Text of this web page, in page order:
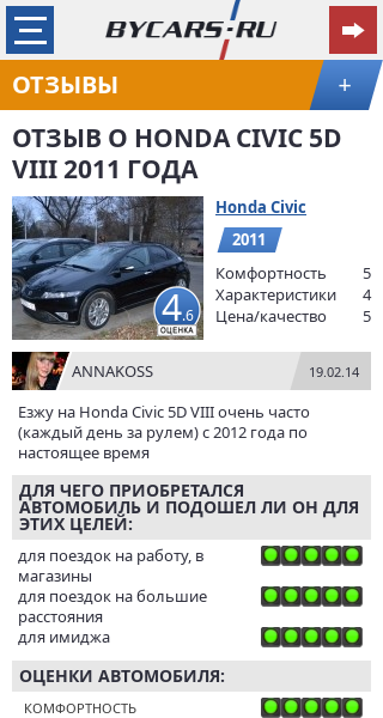
ОТЗЫВЫ +
ОТЗЫВ О HONDA CIVIC 5D
VIII 2011 ГОДА
4.6
Honda Civic
2011
Комфортность
5
Характеристики
4
Цена/качество
5
ANNAKOSS 19.02.14
Езжу на Honda Civic 5D VIII очень часто
(каждый день за рулем) с 2012 года по
настоящее время
ДЛЯ ЧЕГО ПРИОБРЕТАЛСЯ
АВТОМОБИЛЬ И ПОДОШЕЛ ЛИ ОН ДЛЯ
ЭТИХ ЦЕЛЕЙ:
для поездок на работу, в
магазины
для поездок на большие
расстояния
для имиджа
ОЦЕНКИ АВТОМОБИЛЯ:
КОМФОРТНОСТЬ